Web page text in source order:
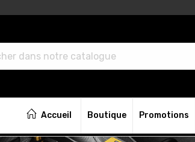
GRATUITE À PARTIR DE
BIENVENUE CHEZ
GRATUITE À PARTIR DE
Accueil Boutique Promotions